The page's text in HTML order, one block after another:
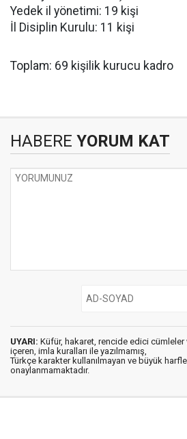
Yedek il yönetimi: 19 kişi
İl Disiplin Kurulu: 11 kişi
Toplam: 69 kişilik kurucu kadro
HABERE YORUM KAT
UYARI: Küfür, hakaret, rencide edici cümleler
içeren, imla kuralları ile yazılmamış,
Türkçe karakter kullanılmayan ve büyük
onaylanmamaktadır.